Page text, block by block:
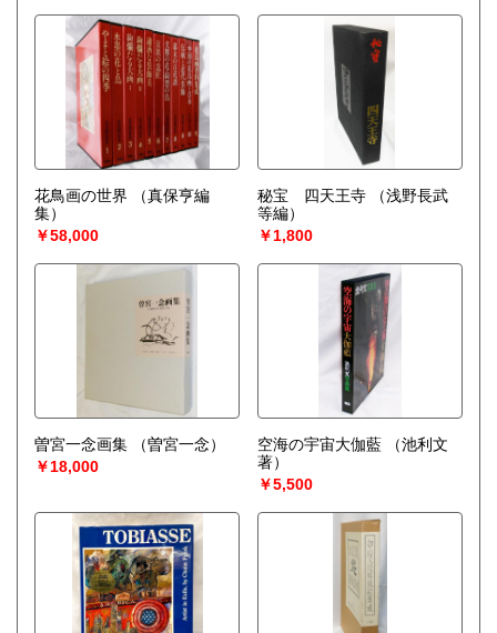
花鳥画の世界
（真保亨編
集）
￥58,000
秘宝 四天王寺
（浅野長武
等編）
￥1,800
曽宮一念画集
（曽宮一念）
￥18,000
空海の宇宙大伽藍
（池利文
著）
￥5,500